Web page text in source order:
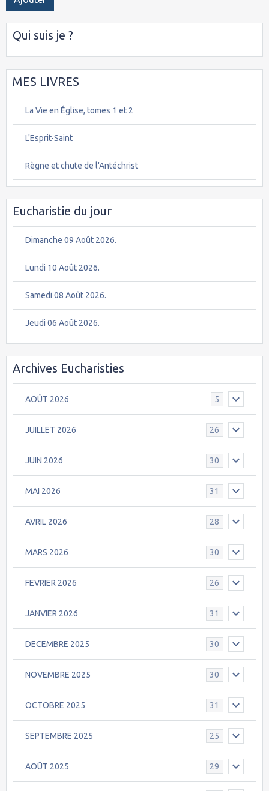
Qui suis je ?
MES LIVRES
La Vie en Église, tomes 1 et 2
L'Esprit-Saint
Règne et chute de l'Antéchrist
Eucharistie du jour
Dimanche 09 Août 2026.
Lundi 10 Août 2026.
Samedi 08 Août 2026.
Jeudi 06 Août 2026.
Archives Eucharisties
AOÛT 2026 5
JUILLET 2026 26
JUIN 2026 30
MAI 2026 31
AVRIL 2026 28
MARS 2026 30
FEVRIER 2026 26
JANVIER 2026 31
DECEMBRE 2025 30
NOVEMBRE 2025 30
OCTOBRE 2025 31
SEPTEMBRE 2025 25
AOÛT 2025 29